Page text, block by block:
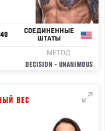
СОЕДИНЕННЫЕ
ШТАТЫ
МЕТОД
DECISION - UNANIMOUS
ВЕС